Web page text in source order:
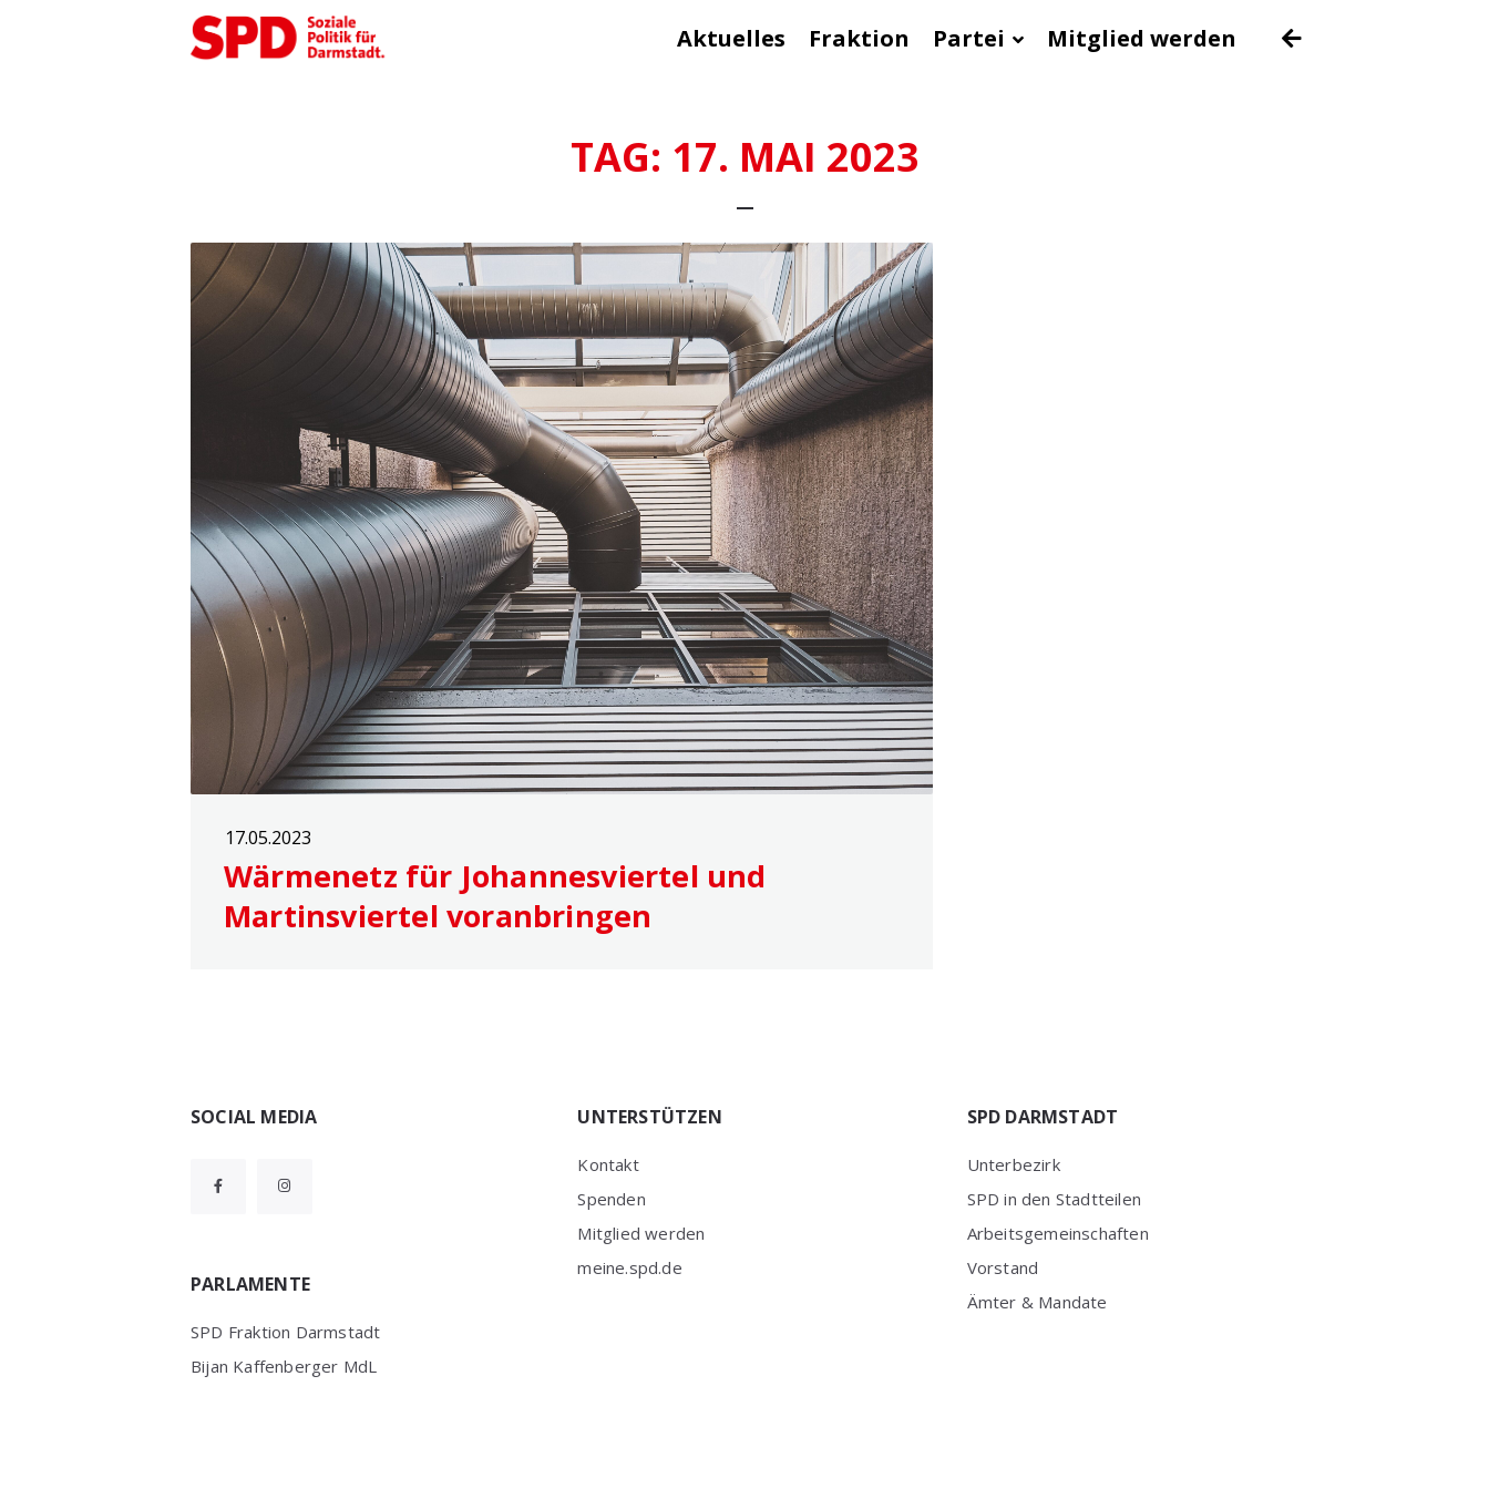
Aktuelles Fraktion Partei
Mitglied werden
TAG: 17. MAI 2023
17.05.2023
Wärmenetz für Johannesviertel und
Martinsviertel voranbringen
Widgets
SOCIAL MEDIA
PARLAMENTE
SPD Fraktion Darmstadt
Bijan Kaffenberger MdL
UNTERSTÜTZEN
Kontakt
Spenden
Mitglied werden
meine.spd.de
SPD DARMSTADT
Unterbezirk
SPD in den Stadtteilen
Arbeitsgemeinschaften
Vorstand
Ämter & Mandate